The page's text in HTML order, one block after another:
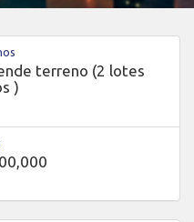
)